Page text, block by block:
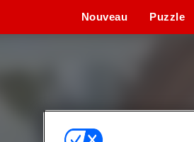
Nouveau Puzzle